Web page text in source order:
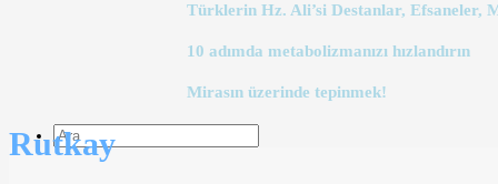
Türklerin Hz. Ali’si Destanlar, Efsaneler,
10 adımda metabolizmanızı hızlandırın
Mirasın üzerinde tepinmek!
Rutkay